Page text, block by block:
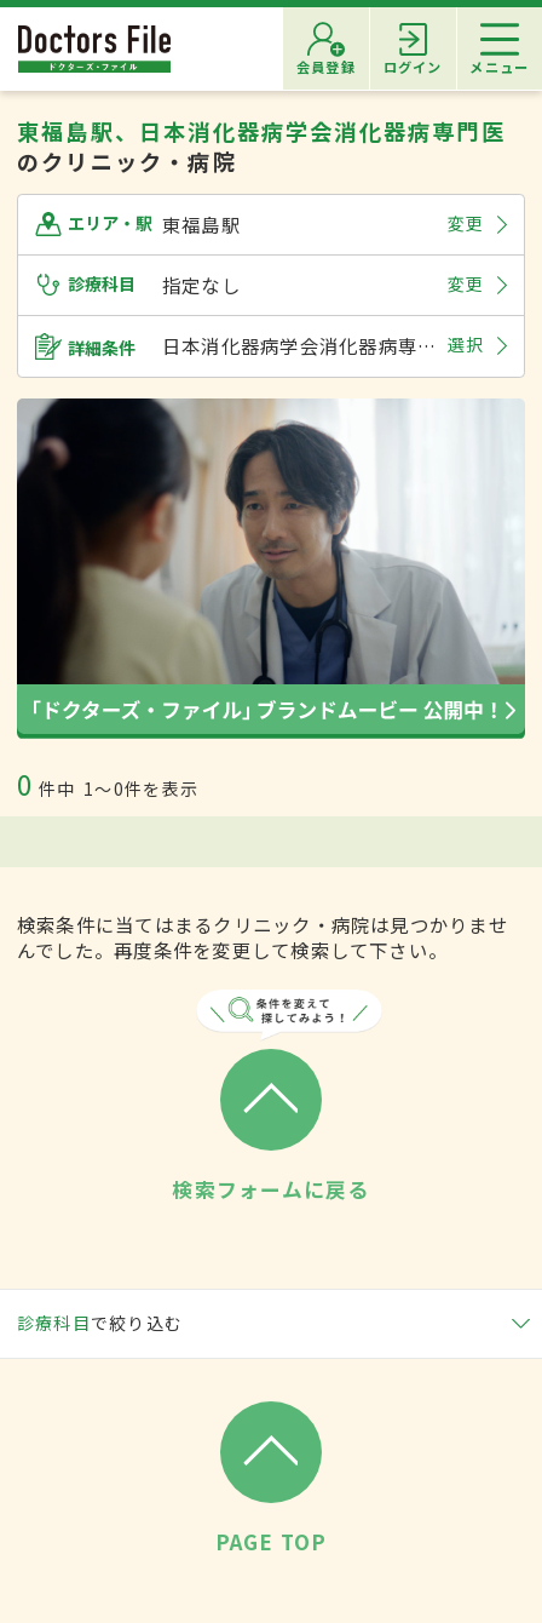
会員登録 ログイン メニュー
東福島駅、日本消化器病学会消化器病専門医
のクリニック・病院
エリア・駅 東福島駅 変更
診療科目 指定なし 変更
詳細条件 日本消化器病学会消化器病専門医 選択
0 件中 1〜0件を表示
検索条件に当てはまるクリニック・病院は見つかりませ
んでした。再度条件を変更して検索して下さい。
検索フォームに戻る
診療科目で絞り込む
PAGE TOP